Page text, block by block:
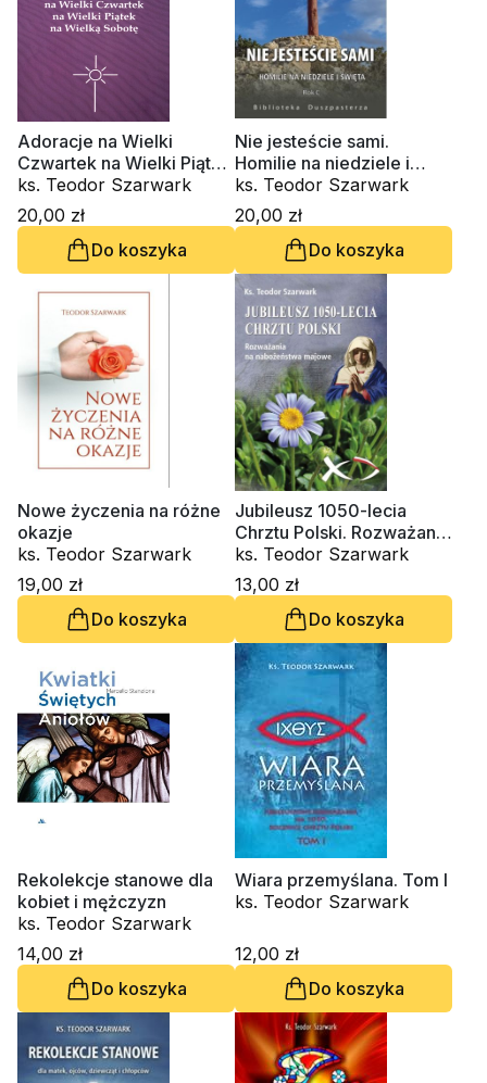
Adoracje na Wielki
Czwartek na Wielki Piątek
na Wielką Sobotę
ks. Teodor Szarwark
20,00 zł
Do koszyka
Nie jesteście sami.
Homilie na niedziele i
święta. Rok C
ks. Teodor Szarwark
20,00 zł
Do koszyka
Nowe życzenia na różne
okazje
ks. Teodor Szarwark
19,00 zł
Do koszyka
Jubileusz 1050-lecia
Chrztu Polski. Rozważania
na nabożeństwa majowe
ks. Teodor Szarwark
13,00 zł
Do koszyka
Rekolekcje stanowe dla
kobiet i mężczyzn
ks. Teodor Szarwark
14,00 zł
Do koszyka
Wiara przemyślana. Tom I
ks. Teodor Szarwark
12,00 zł
Do koszyka